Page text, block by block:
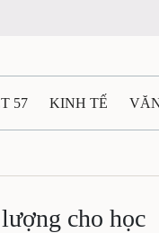
57 KINH TẾ
THỂ THAOcho học